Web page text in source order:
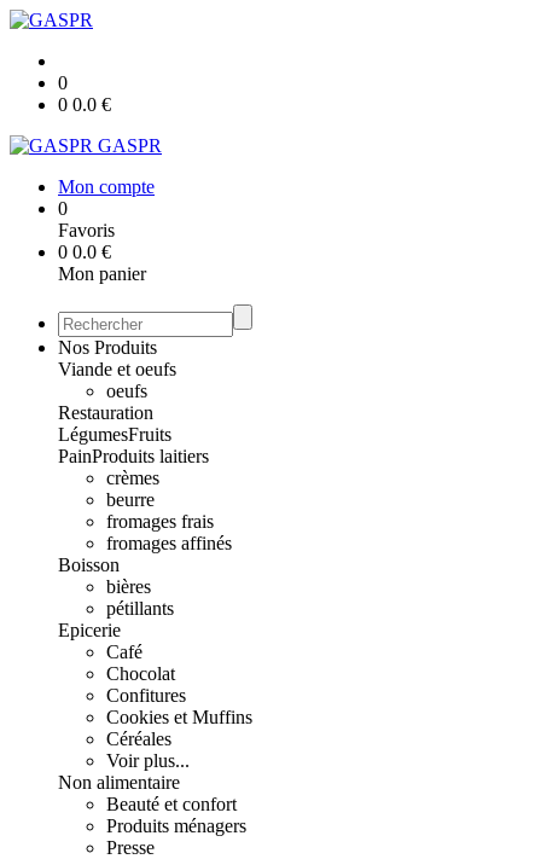
0
0 0.0 €
GASPR
Mon compte
0
Favoris
0 0.0 €
Mon panier
Nos Produits
Viande et oeufs
oeufs
Restauration
LégumesFruits
PainProduits laitiers
crèmes
beurre
fromages frais
fromages affinés
Boisson
bières
pétillants
Epicerie
Café
Chocolat
Confitures
Cookies et Muffins
Céréales
Voir plus...
Non alimentaire
Beauté et confort
Produits ménagers
Presse